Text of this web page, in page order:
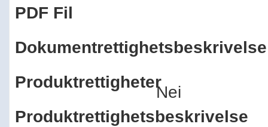
PDF Fil
Dokumentrettighetsbeskrivelse
Produktrettigheter
Nei
Produktrettighetsbeskrivelse